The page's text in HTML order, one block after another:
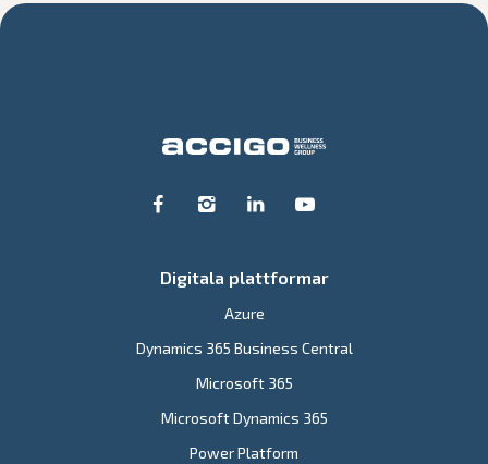
Digitala plattformar
Azure
Dynamics 365 Business Central
Microsoft 365
Microsoft Dynamics 365
Power Platform